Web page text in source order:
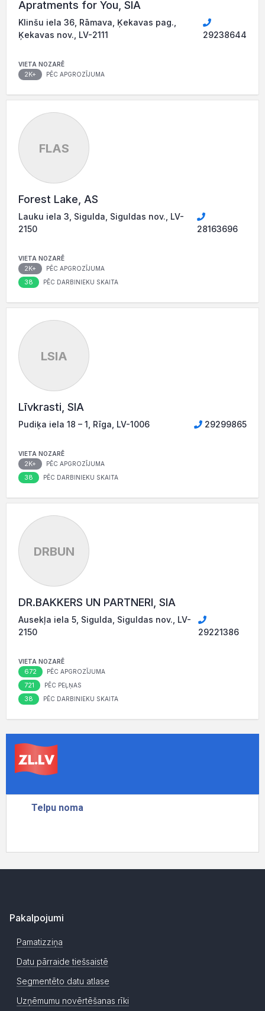
Apratments for You, SIA
Klinšu iela 36, Rāmava, Ķekavas pag.,
Ķekavas nov., LV-2111
29238644
VIETA NOZARĒ
2K+ PĒC APGROZĪJUMA
FLAS
Forest Lake, AS
Lauku iela 3, Sigulda, Siguldas nov., LV-
2150
28163696
VIETA NOZARĒ
2K+ PĒC APGROZĪJUMA
38 PĒC DARBINIEKU SKAITA
LSIA
Līvkrasti, SIA
Pudiķa iela 18 – 1, Rīga, LV-1006 29299865
VIETA NOZARĒ
2K+ PĒC APGROZĪJUMA
38 PĒC DARBINIEKU SKAITA
DRBUN
DR.BAKKERS UN PARTNERI, SIA
Ausekļa iela 5, Sigulda, Siguldas nov., LV-
2150
29221386
VIETA NOZARĒ
672 PĒC APGROZĪJUMA
721 PĒC PEĻŅAS
38 PĒC DARBINIEKU SKAITA
Pakalpojumi
Pamatizziņa
Datu pārraide tiešsaistē
Segmentēto datu atlase
Uzņēmumu novērtēšanas rīki